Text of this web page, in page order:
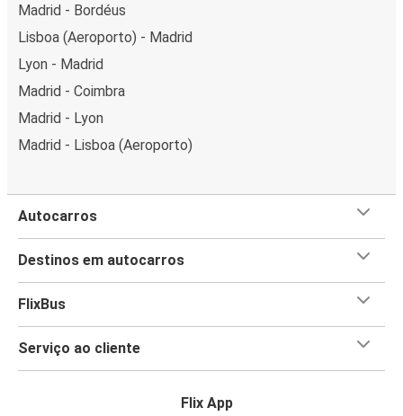
Madrid - Bordéus
Lisboa (Aeroporto) - Madrid
Lyon - Madrid
Madrid - Coimbra
Madrid - Lyon
Madrid - Lisboa (Aeroporto)
Autocarros
Destinos em autocarros
FlixBus
Serviço ao cliente
Flix App